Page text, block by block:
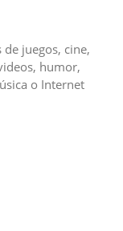
juegos, cine,
humor,
o Internet